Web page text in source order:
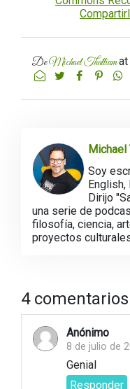
DeMichael Thalliumat
Michael
Soy
Dirijo
una serie de
filosofía, ciencia,
proyectos
4
Anónimo
8 de julio de
Genial
Responder